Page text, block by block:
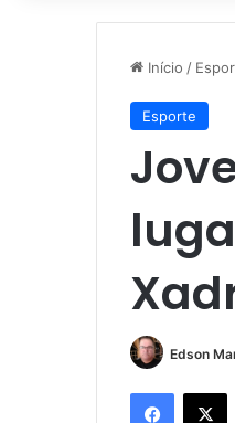
Início /
Esporte
Edson
X